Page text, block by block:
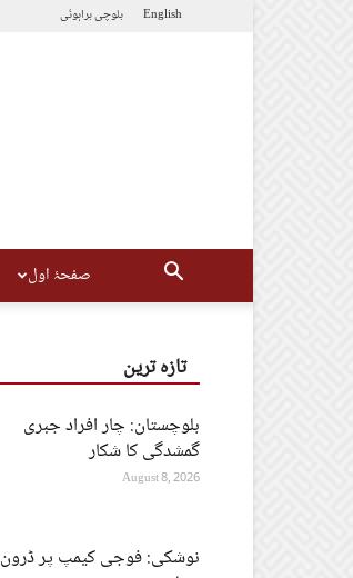
English بلوچیبراہوئی
صفحۂ اول
تازہ ترین
بلوچستان: چار افراد جبری
گمشدگی کا شکار
August 8, 2026
نوشکی: فوجی کیمپ پر ڈرون